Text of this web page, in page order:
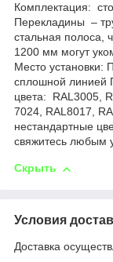
Комплектация:
Перекладины –
стальная полоса,
1200 мм могут
Место установки:
сплошной линией
цвета: RAL3005,
7024, RAL8017,
нестандартные
свяжитесь любым
Скрыть
Условия
Доставка